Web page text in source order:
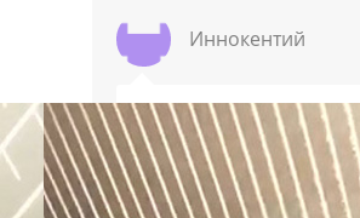
Иннокентий
Отсутствует подписка?
откуда натянут проигрыш
при полном разгроме